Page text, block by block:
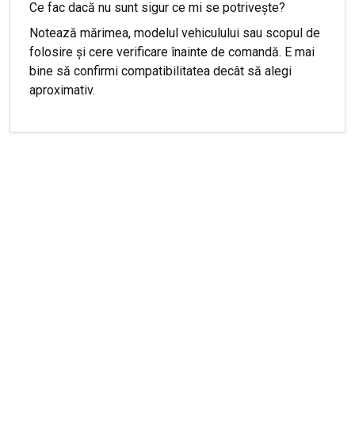
Ce fac dacă nu sunt sigur ce mi se potrivește?
Notează mărimea, modelul vehiculului sau scopul de
folosire și cere verificare înainte de comandă. E mai
bine să confirmi compatibilitatea decât să alegi
aproximativ.